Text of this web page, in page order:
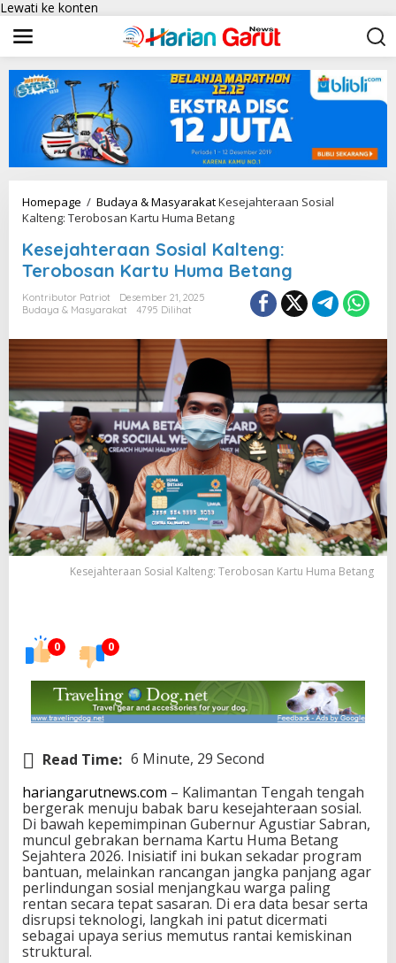
Lewati ke konten
Homepage / Budaya & MasyarakatKesejahteraan Sosial
Kalteng: Terobosan Kartu Huma Betang
Kesejahteraan Sosial Kalteng:
Terobosan Kartu Huma Betang
Kontributor Patriot
Desember 21, 2025
Budaya & Masyarakat
4795 Dilihat
Kesejahteraan Sosial Kalteng: Terobosan Kartu Huma Betang
0 0
Read Time: 6 Minute, 29 Second
hariangarutnews.com – Kalimantan Tengah tengah
bergerak menuju babak baru kesejahteraan sosial.
Di bawah kepemimpinan Gubernur Agustiar Sabran,
muncul gebrakan bernama Kartu Huma Betang
Sejahtera 2026. Inisiatif ini bukan sekadar program
bantuan, melainkan rancangan jangka panjang agar
perlindungan sosial menjangkau warga paling
rentan secara tepat sasaran. Di era data besar serta
disrupsi teknologi, langkah ini patut dicermati
sebagai upaya serius memutus rantai kemiskinan
struktural.